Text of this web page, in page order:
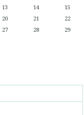
13 14
15
20 21
22
27 28
29